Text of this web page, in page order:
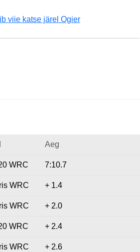
viie katse järel Ogier
Aeg
WRC 7:10.7
WRC + 1.4
WRC + 2.0
WRC + 2.4
WRC + 2.6